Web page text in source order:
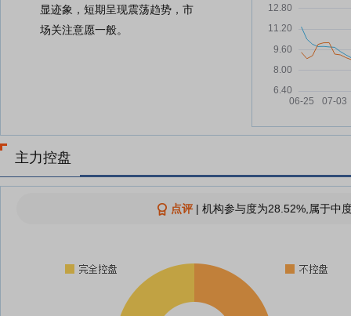
显迹象，短期呈现震荡趋势，市
场关注意愿一般。
主力控盘
点评| 机构参与度为28.52%,属于中